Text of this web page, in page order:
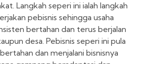
Langkah seperi ini ialah langkah
pebisnis sehingga usaha
bertahan dan terus berjalan
desa. Pebisnis seperi ini pula
dan menjalani bisnisnya